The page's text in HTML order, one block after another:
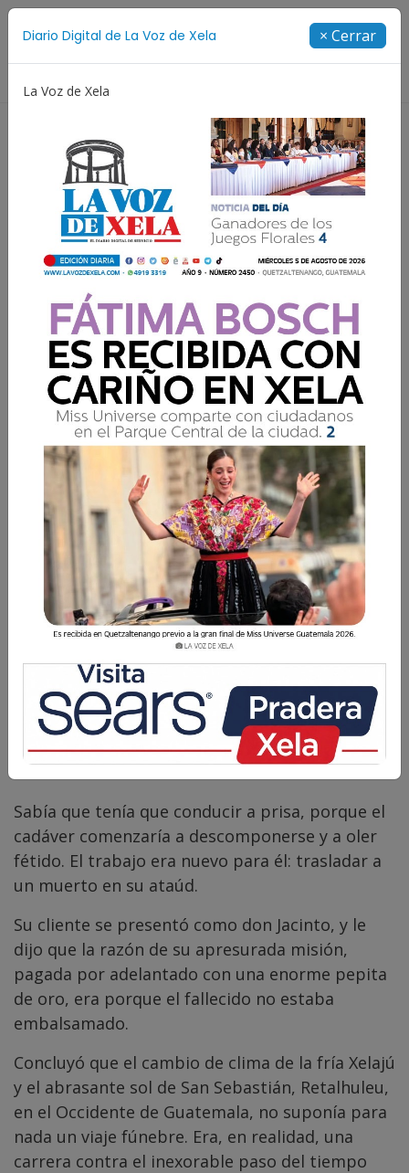
Diario Digital de La Voz de Xela × Cerrar
La Voz de Xela
Festival de Bandas 2026
Permiso, señores, vengo a
entregar un muerto
(cuento)
José J. Guzmán 5 Abril 2024 18:22
Sabía que tenía que conducir a prisa, porque el
cadáver comenzaría a descomponerse y a oler
fétido. El trabajo era nuevo para él: trasladar a
un muerto en su ataúd.
Su cliente se presentó como don Jacinto, y le
dijo que la razón de su apresurada misión,
pagada por adelantado con una enorme pepita
de oro, era porque el fallecido no estaba
embalsamado.
Concluyó que el cambio de clima de la fría Xelajú
y el abrasante sol de San Sebastián, Retalhuleu,
en el Occidente de Guatemala, no suponía para
nada un viaje fúnebre. Era, en realidad, una
carrera contra el inexorable paso del tiempo